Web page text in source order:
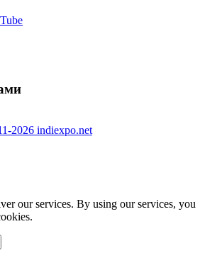
2026 indiexpo.net
our services. By using our services, you